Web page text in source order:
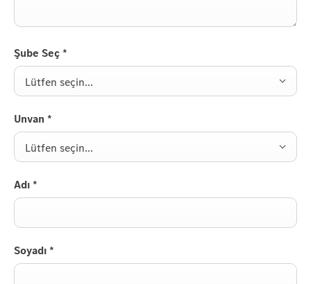
Şube Seç *
Lütfen seçin...
Unvan *
Lütfen seçin...
Adı *
Soyadı *